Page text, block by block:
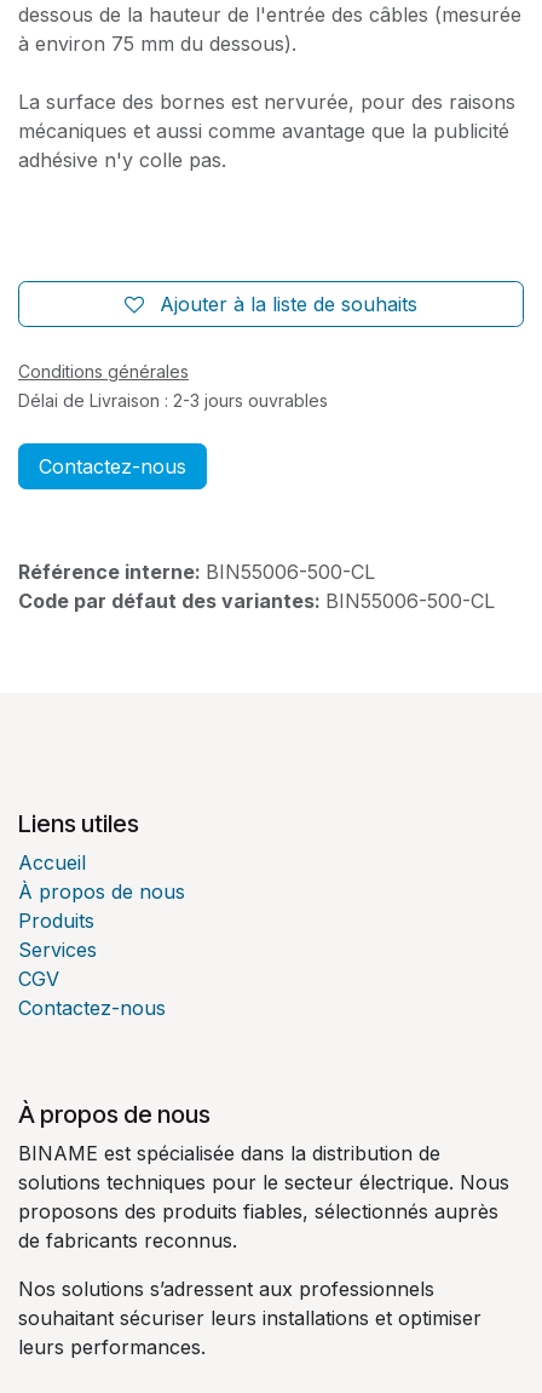
dessous de la hauteur de l'entrée des câbles (mesurée
à environ 75 mm du dessous).
La surface des bornes est nervurée, pour des raisons
mécaniques et aussi comme avantage que la publicité
adhésive n'y colle pas.
Ajouter à la liste de souhaits
Conditions générales
Délai de Livraison : 2-3 jours ouvrables
Contactez-nous
Référence interne: BIN55006-500-CL
Code par défaut des variantes: BIN55006-500-CL
Liens utiles
Accueil
À propos de nous
Produits
Services
CGV
Contactez-nous
À propos de nous
BINAME est spécialisée dans la distribution de
solutions techniques pour le secteur électrique. Nous
proposons des produits fiables, sélectionnés auprès
de fabricants reconnus.
Nos solutions s’adressent aux professionnels
souhaitant sécuriser leurs installations et optimiser
leurs performances.